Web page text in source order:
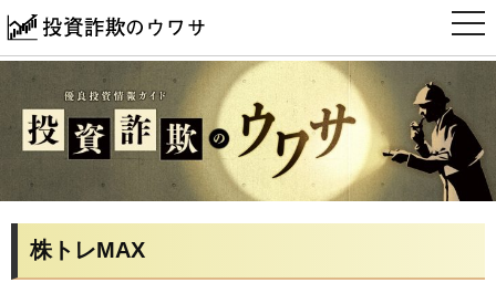
t
o
g
a
i
a
株トレMAX